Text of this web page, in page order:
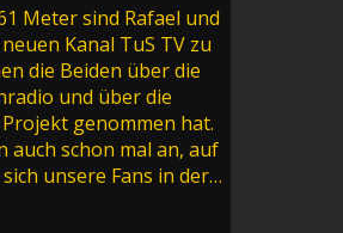
Meter sind Rafael und
Kanal TuS TV zu
die Beiden über die
und über die
genommen hat.
auch schon mal an, auf
unsere Fans in der…